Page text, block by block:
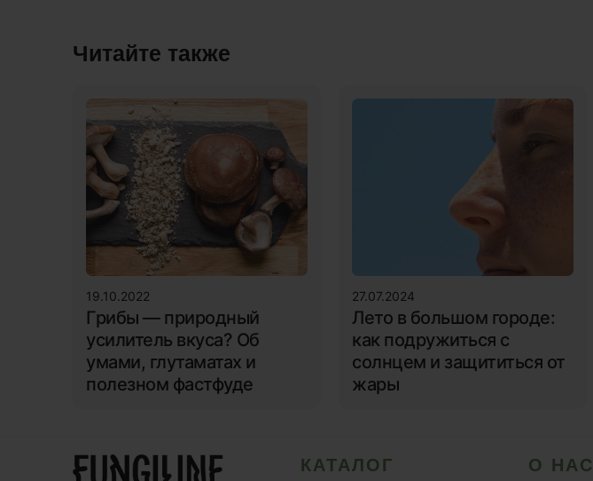
Читайте также
19.10.2022
Грибы — природный
усилитель вкуса? Об
умами, глутаматах и
полезном фастфуде
27.07.2024
Лето в большом городе:
как подружиться с
солнцем и защититься от
жары
КАТАЛОГ О НАС